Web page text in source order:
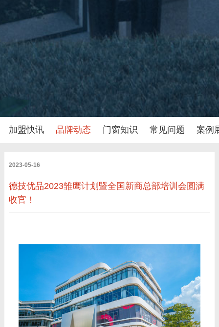
加盟快讯 品牌动态 门窗知识 常见问题 案例
2023-05-16
德技优品2023雏鹰计划暨全国新商总部培训会圆满
收官！